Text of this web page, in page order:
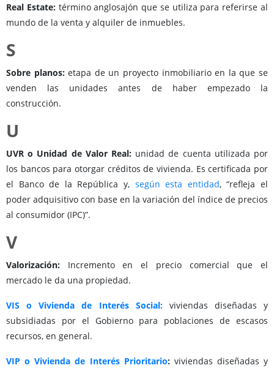
Real Estate:término anglosajón que se utiliza para referirse al
mundo de la venta y alquiler de inmuebles.
S
Sobre planos:etapa de un proyecto inmobiliario en la que se
venden las unidades antes de haber empezado la
construcción.
U
UVR o Unidad de Valor Real: unidad de cuenta utilizada por
los bancos para otorgar créditos de vivienda. Es certificada por
el Banco de la República y, según esta entidad, “refleja el
poder adquisitivo con base en la variación del índice de precios
al consumidor (IPC)”.
V
Valorización: Incremento en el precio comercial que el
mercado le da una propiedad.
VIS o Vivienda de Interés Social: viviendas diseñadas y
subsidiadas por el Gobierno para poblaciones de escasos
recursos, en general.
VIP o Vivienda de Interés Prioritario: viviendas diseñadas y